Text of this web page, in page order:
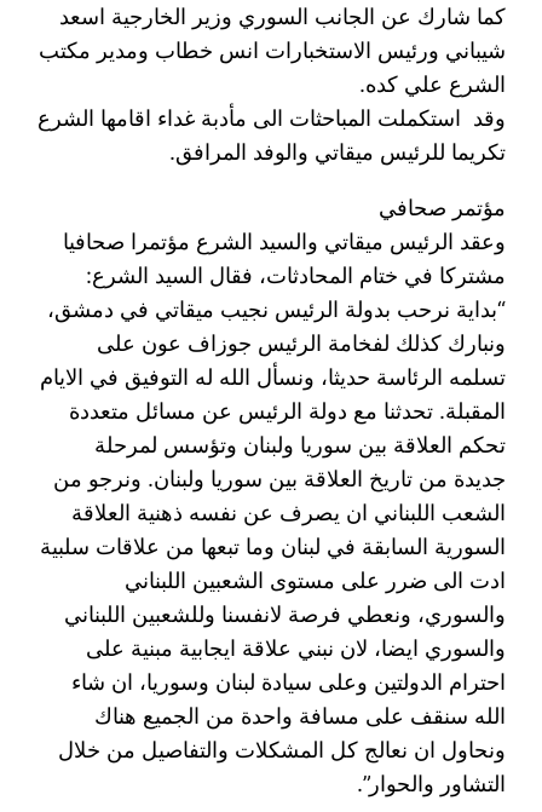
كما شارك عن الجانب السوري وزير الخارجية اسعد
شيباني ورئيس الاستخبارات انس خطاب ومدير مكتب
الشرع علي كده.
وقد استكملت المباحثات الى مأدبة غداء اقامها الشرع
تكريما للرئيس ميقاتي والوفد المرافق.
مؤتمر صحافي
وعقد الرئيس ميقاتي والسيد الشرع مؤتمرا صحافيا
مشتركا في ختام المحادثات، فقال السيد الشرع:
“بداية نرحب بدولة الرئيس نجيب ميقاتي في دمشق،
ونبارك كذلك لفخامة الرئيس جوزاف عون على
تسلمه الرئاسة حديثا، ونسأل الله له التوفيق في الايام
المقبلة. تحدثنا مع دولة الرئيس عن مسائل متعددة
تحكم العلاقة بين سوريا ولبنان وتؤسس لمرحلة
جديدة من تاريخ العلاقة بين سوريا ولبنان. ونرجو من
الشعب اللبناني ان يصرف عن نفسه ذهنية العلاقة
السورية السابقة في لبنان وما تبعها من علاقات سلبية
ادت الى ضرر على مستوى الشعبين اللبناني
والسوري، ونعطي فرصة لانفسنا وللشعبين اللبناني
والسوري ايضا، لان نبني علاقة ايجابية مبنية على
احترام الدولتين وعلى سيادة لبنان وسوريا، ان شاء
الله سنقف على مسافة واحدة من الجميع هناك
ونحاول ان نعالج كل المشكلات والتفاصيل من خلال
التشاور والحوار”.